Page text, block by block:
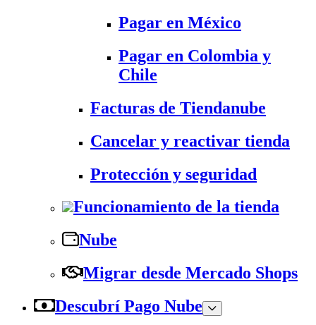
Pagar en México
Pagar en Colombia y
Chile
Facturas de Tiendanube
Cancelar y reactivar tienda
Protección y seguridad
Funcionamiento de la tienda
Nube
Migrar desde Mercado Shops
Descubrí Pago Nube